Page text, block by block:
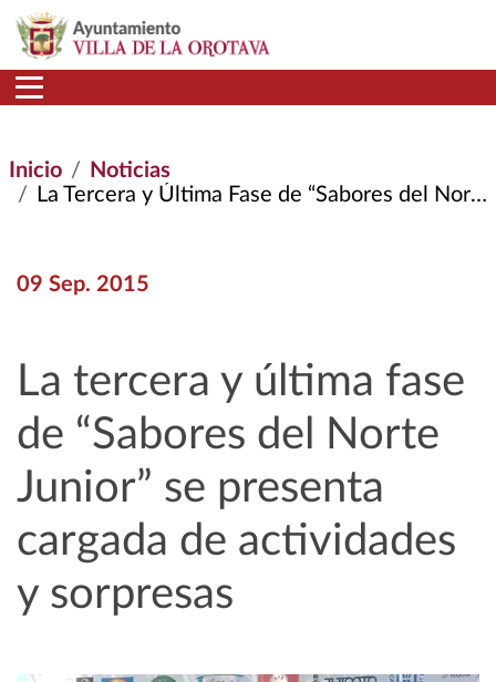
Pasar al contenido principal
Inicio
Noticias
La Tercera y Última Fase de “Sabores del Norte Junior” Se Presenta Cargada de Actividades y Sorpresas
09 Sep. 2015
La tercera y última fase
de “Sabores del Norte
Junior” se presenta
cargada de actividades
y sorpresas